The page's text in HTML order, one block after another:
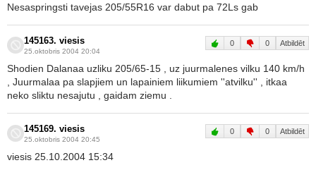
Nesaspringsti tavejas 205/55R16 var dabut pa 72Ls gab
145163. viesis
25.oktobris 2004 20:04
0 0 Atbildēt
Shodien Dalanaa uzliku 205/65-15 , uz juurmalenes vilku 140 km/h
, Juurmalaa pa slapjiem un lapainiem liikumiem ''atvilku'' , itkaa
neko sliktu nesajutu , gaidam ziemu .
145169. viesis
25.oktobris 2004 20:45
0 0 Atbildēt
viesis 25.10.2004 15:34